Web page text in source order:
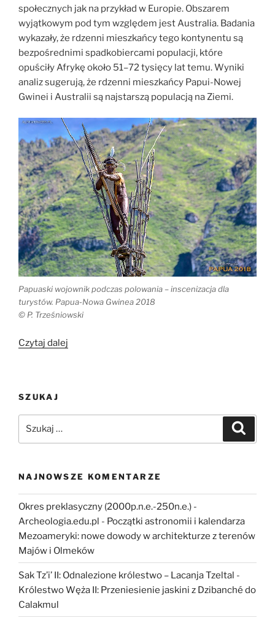
społecznych jak na przykład w Europie. Obszarem
wyjątkowym pod tym względem jest Australia. Badania
wykazały, że rdzenni mieszkańcy tego kontynentu są
bezpośrednimi spadkobiercami populacji, które
opuściły Afrykę około 51–72 tysięcy lat temu. Wyniki
analiz sugerują, że rdzenni mieszkańcy Papui-Nowej
Gwinei i Australii są najstarszą populacją na Ziemi.
Papuaski wojownik podczas polowania – inscenizacja dla
turystów. Papua-Nowa Gwinea 2018
© P. Trześniowski
Czytaj dalej
SZUKAJ
NAJNOWSZE KOMENTARZE
Okres preklasyczny (2000p.n.e.-250n.e.) -
Archeologia.edu.pl - Początki astronomii i kalendarza
Mezoameryki: nowe dowody w architekturze z terenów
Majów i Olmeków
Sak Tz’i’ II: Odnalezione królestwo – Lacanja Tzeltal -
Królestwo Węża II: Przeniesienie jaskini z Dzibanché do
Calakmul